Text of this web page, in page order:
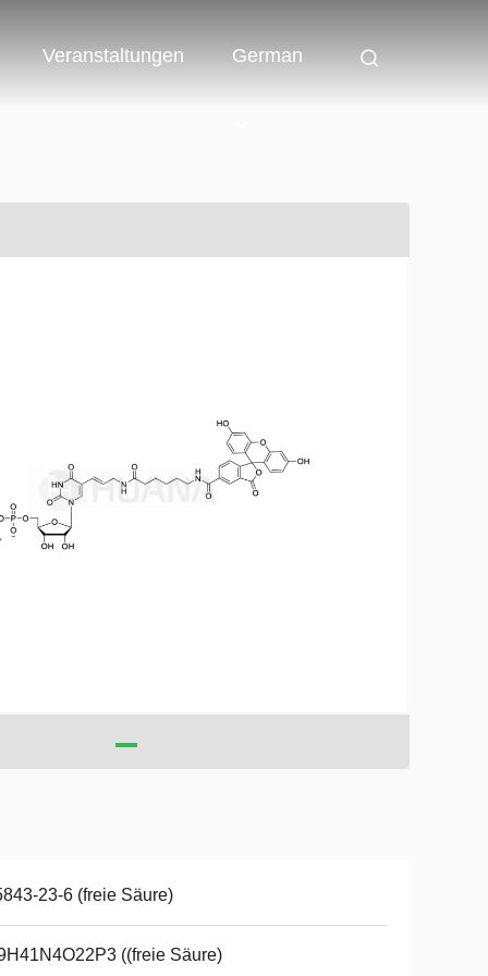
Veranstaltungen German
23-6 (freie Säure)
((freie Säure)